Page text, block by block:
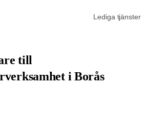
Lediga tjänster
till
i Borås